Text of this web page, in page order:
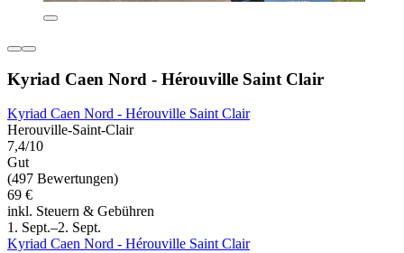
Kyriad Caen Nord - Hérouville Saint Clair
Kyriad Caen Nord - Hérouville Saint Clair
Herouville-Saint-Clair
7,4/10
Gut
(497 Bewertungen)
69 €
inkl. Steuern & Gebühren
1. Sept.–2. Sept.
Kyriad Caen Nord - Hérouville Saint Clair